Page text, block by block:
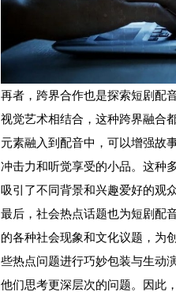
再者，跨界合作也是探索短剧配
视觉艺术相结合，这种跨界融合
元素融入到配音中，可以增强故
冲击力和听觉享受的小品。这种
吸引了不同背景和兴趣爱好的观众
最后，社会热点话题也为短剧配
的各种社会现象和文化议题，为
些热点问题进行巧妙包装与生动
他们思考更深层次的问题。因此